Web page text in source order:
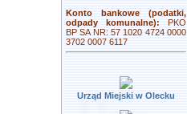
Konto bankowe (podatki,
odpady komunalne): PKO
BP SA NR: 57 1020 4724 0000
3702 0007 6117
Urząd Miejski w Olecku